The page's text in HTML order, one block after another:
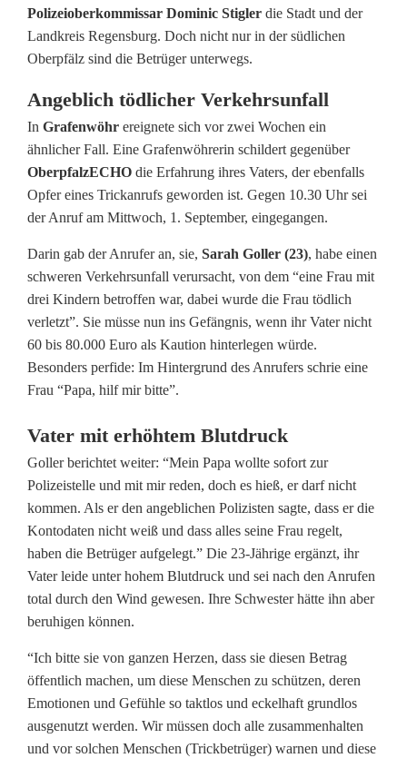
h
o
c
k
a
n
r
u
f
:
G
r
a
f
e
n
w
ö
r
e
r
Polizeioberkommissar Dominic Stigler die Stadt und der
Landkreis Regensburg. Doch nicht nur in der südlichen
Oberpfälz sind die Betrüger unterwegs.
Angeblich tödlicher Verkehrsunfall
In Grafenwöhr ereignete sich vor zwei Wochen ein
ähnlicher Fall. Eine Grafenwöhrerin schildert gegenüber
OberpfalzECHO die Erfahrung ihres Vaters, der ebenfalls
Opfer eines Trickanrufs geworden ist. Gegen 10.30 Uhr sei
der Anruf am Mittwoch, 1. September, eingegangen.
Darin gab der Anrufer an, sie, Sarah Goller (23), habe einen
schweren Verkehrsunfall verursacht, von dem “eine Frau mit
drei Kindern betroffen war, dabei wurde die Frau tödlich
verletzt”. Sie müsse nun ins Gefängnis, wenn ihr Vater nicht
60 bis 80.000 Euro als Kaution hinterlegen würde.
Besonders perfide: Im Hintergrund des Anrufers schrie eine
Frau “Papa, hilf mir bitte”.
Vater mit erhöhtem Blutdruck
Goller berichtet weiter: “Mein Papa wollte sofort zur
Polizeistelle und mit mir reden, doch es hieß, er darf nicht
kommen. Als er den angeblichen Polizisten sagte, dass er die
Kontodaten nicht weiß und dass alles seine Frau regelt,
haben die Betrüger aufgelegt.” Die 23-Jährige ergänzt, ihr
Vater leide unter hohem Blutdruck und sei nach den Anrufen
total durch den Wind gewesen. Ihre Schwester hätte ihn aber
beruhigen können.
“Ich bitte sie von ganzen Herzen, dass sie diesen Betrag
öffentlich machen, um diese Menschen zu schützen, deren
Emotionen und Gefühle so taktlos und eckelhaft grundlos
ausgenutzt werden. Wir müssen doch alle zusammenhalten
und vor solchen Menschen (Trickbetrüger) warnen und diese